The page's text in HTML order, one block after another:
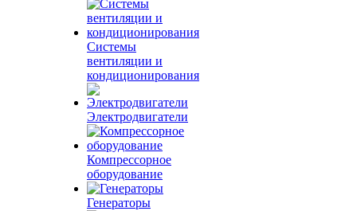
Системы
вентиляции и
кондиционирования
Электродвигатели
Компрессорное
оборудование
Генераторы